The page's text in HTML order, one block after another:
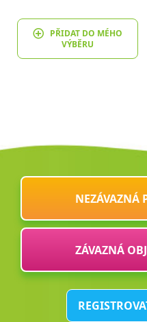
PŘIDAT DO MÉHO
VÝBĚRU
NEZÁVAZNÁ
ZÁVAZNÁ